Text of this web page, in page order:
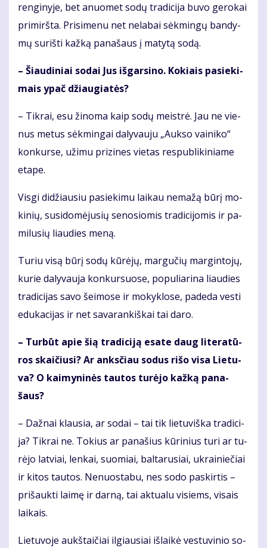
ren­gi­ny­je, bet anuo­met so­dų tra­di­ci­ja bu­vo ge­ro­kai
pri­mirš­ta. Pri­si­me­nu net ne­la­bai sėk­min­gų ban­dy­
mų su­riš­ti kaž­ką pa­na­šaus į ma­ty­tą so­dą.
– Šiau­di­niai so­dai Jus iš­gar­si­no. Ko­kiais pa­sie­ki­
mais ypač džiau­gia­tės?
– Tik­rai, esu ži­no­ma kaip so­dų meist­rė. Jau ne vie­
nus me­tus sėk­min­gai da­ly­vau­ju „Auk­so vai­ni­ko“
kon­kur­se, už­imu pri­zi­nes vie­tas res­pub­li­ki­nia­me
eta­pe.
Vis­gi di­džiau­siu pa­sie­ki­mu lai­kau ne­ma­žą bū­rį mo­
ki­nių, su­si­do­mė­ju­sių se­no­sio­mis tra­di­ci­jo­mis ir pa­
mi­lu­sių liau­dies me­ną.
Tu­riu vi­są bū­rį so­dų kū­rė­jų, mar­gu­čių mar­gin­to­jų,
ku­rie da­ly­vau­ja kon­kur­suo­se, po­pu­lia­ri­na liau­dies
tra­di­ci­jas sa­vo šei­mo­se ir mo­kyk­lo­se, pa­de­da ves­ti
edu­ka­ci­jas ir net sa­va­ran­kiš­kai tai da­ro.
– Tur­būt apie šią tra­di­ci­ją esa­te daug li­te­ra­tū­
ros skai­čiu­si? Ar anks­čiau so­dus ri­šo vi­sa Lie­tu­
va? O kai­my­ni­nės tau­tos tu­rė­jo kaž­ką pa­na­
šaus?
– Daž­nai klau­sia, ar so­dai – tai tik lie­tu­viš­ka tra­di­ci­
ja? Tik­rai ne. To­kius ar pa­na­šius kū­ri­nius tu­ri ar tu­
rė­jo lat­viai, len­kai, suo­miai, bal­ta­ru­siai, uk­rai­nie­čiai
ir ki­tos tau­tos. Ne­nuos­ta­bu, nes so­do pa­skir­tis –
pri­šauk­ti lai­mę ir dar­ną, tai ak­tu­a­lu vi­siems, vi­sais
lai­kais.
Lie­tu­vo­je aukš­tai­čiai il­giau­siai iš­lai­kė ves­tu­vi­nio so­